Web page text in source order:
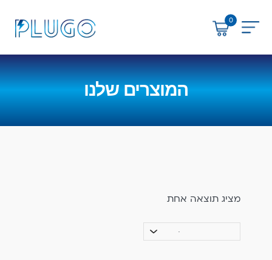
0
המוצרים שלנו
מציג תוצאה אחת